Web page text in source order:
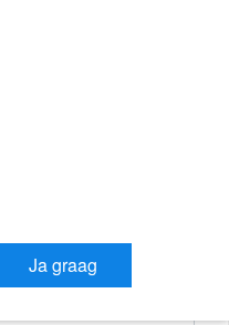
je in contact met de
Ja graag